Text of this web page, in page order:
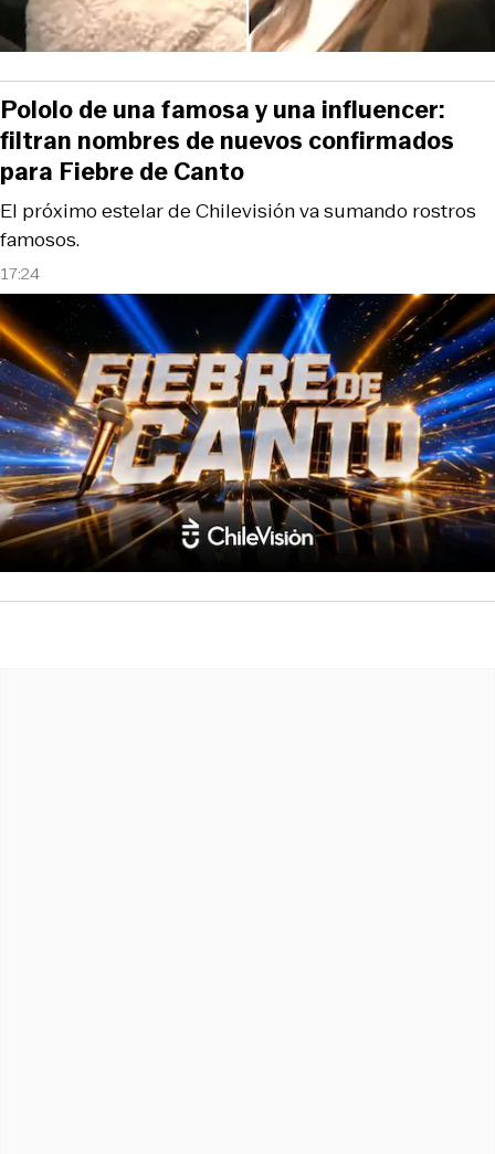
17:24
El próximo estelar de Chilevisión va sumando rostros
famosos.
Pololo de una famosa y una influencer:
filtran nombres de nuevos confirmados
para Fiebre de Canto